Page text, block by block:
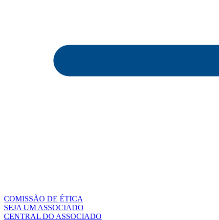
COMISSÃO DE ÉTICA
SEJA UM ASSOCIADO
CENTRAL DO ASSOCIADO